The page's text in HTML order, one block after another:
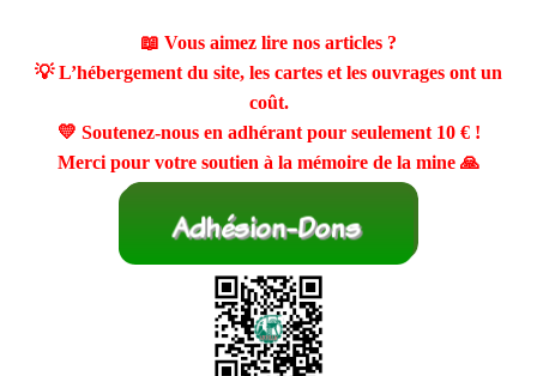
📖 Vous aimez lire nos articles ?
💡 L’hébergement du site, les cartes et les ouvrages ont un
coût.
💛 Soutenez-nous en adhérant pour seulement 10 €!
Merci pour votre soutien à la mémoire de la mine 🙏